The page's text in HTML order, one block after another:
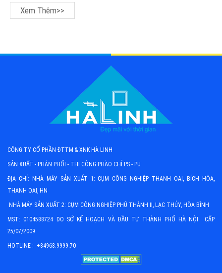
Xem Thêm>>
CÔNG TY CỔ PHẦN ĐTTM & XNK HÀ LINH
SẢN XUẤT - PHÂN PHỐI - THI CÔNG PHÀO CHỈ PS - PU
ĐỊA CHỈ: NHÀ MÁY SẢN XUẤT 1: CỤM CÔNG NGHIỆP THANH OAI, BÍCH HÒA,
THANH OAI, HN
NHÀ MÁY SẢN XUẤT 2: CỤM CÔNG NGHIỆP PHÚ THÀNH II, LẠC THỦY, HÒA BÌNH
MST: 0104588724 DO SỞ KẾ HOẠCH VÀ ĐẦU TƯ THÀNH PHỐ HÀ NỘI CẤP
25/07/2009
HOTLINE : +84968.9999.70